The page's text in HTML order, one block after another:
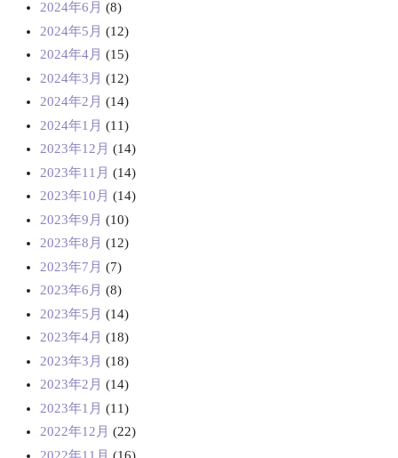
2024年6月 (8)
2024年5月 (12)
2024年4月 (15)
2024年3月 (12)
2024年2月 (14)
2024年1月 (11)
2023年12月 (14)
2023年11月 (14)
2023年10月 (14)
2023年9月 (10)
2023年8月 (12)
2023年7月 (7)
2023年6月 (8)
2023年5月 (14)
2023年4月 (18)
2023年3月 (18)
2023年2月 (14)
2023年1月 (11)
2022年12月 (22)
2022年11月 (16)